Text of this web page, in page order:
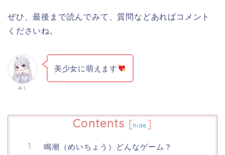
ぜひ、最後まで読んでみて、質問などあればコメント
くださいね。
みく
美少女に萌えます
Contents [hide ]
鳴潮（めいちょう）どんなゲーム？